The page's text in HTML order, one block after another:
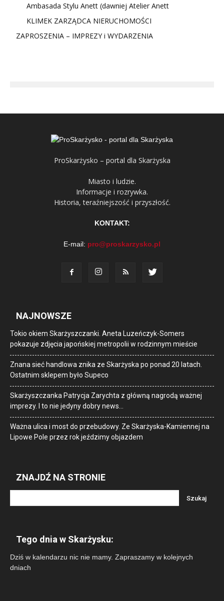
Ambasada Stylu Anett (dawniej Atelier Anett
KLIMEK ZARZĄDCA NIERUCHOMOŚCI
ZAPROSZENIA – IMPREZY i WYDARZENIA
ProSkarżysko – portal dla Skarżyska
Miasto i ludzie.
Informacje i rozrywka.
Historia, teraźniejszość i przyszłość.
KONTAKT:
E-mail: pro@proskarzysko.pl
NAJNOWSZE
Tokio okiem Skarżyszczanki. Aneta Luzeńczyk-Somers
pokazuje zdjęcia japońskiej metropolii w rodzinnym mieście
Znana sieć handlowa znika ze Skarżyska po ponad 20 latach.
Ostatnim sklepem było Supeco
Skarżyszczanka Patrycja Zarychta z główną nagrodą ważnej
imprezy. I to nie jedyny dobry news…
Ważna ulica i most do przebudowy. Ze Skarżyska-Kamiennej na
Lipowe Pole przez rok jeździmy objazdem
ZNAJDŹ NA STRONIE
Tego dnia w Skarżysku:
Dziś w kalendarzu nic nie mamy. Zapraszamy w kolejnych
dniach